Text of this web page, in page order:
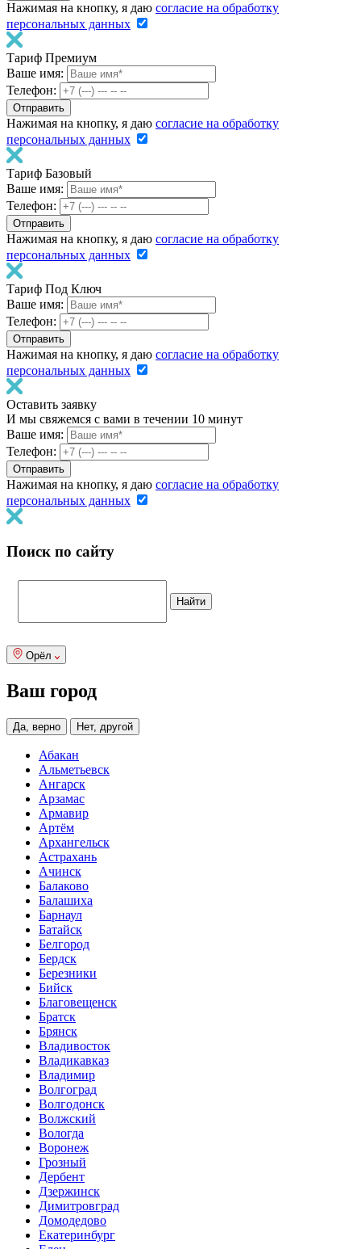
Нажимая на кнопку, я даю согласие на обработку
персональных данных
Тариф Премиум
Ваше имя:
Телефон:
Нажимая на кнопку, я даю согласие на обработку
персональных данных
Тариф Базовый
Ваше имя:
Телефон:
Нажимая на кнопку, я даю согласие на обработку
персональных данных
Тариф Под Ключ
Ваше имя:
Телефон:
Нажимая на кнопку, я даю согласие на обработку
персональных данных
Оставить заявку
И мы свяжемся с вами в течении 10 минут
Ваше имя:
Телефон:
Нажимая на кнопку, я даю согласие на обработку
персональных данных
Поиск по сайту
Орёл
Ваш город
Да, верно Нет, другой
Абакан
Альметьевск
Ангарск
Арзамас
Армавир
Артём
Архангельск
Астрахань
Ачинск
Балаково
Балашиха
Барнаул
Батайск
Белгород
Бердск
Березники
Бийск
Благовещенск
Братск
Брянск
Владивосток
Владикавказ
Владимир
Волгоград
Волгодонск
Волжский
Вологда
Воронеж
Грозный
Дербент
Дзержинск
Димитровград
Домодедово
Екатеринбург